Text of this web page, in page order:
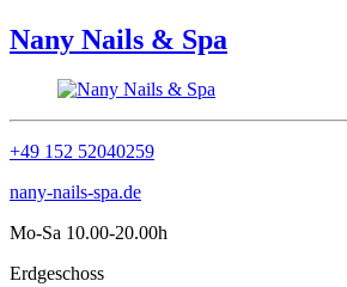
Nany Nails & Spa
+49 152 52040259
nany-nails-spa.de
Mo-Sa 10.00-20.00h
Erdgeschoss